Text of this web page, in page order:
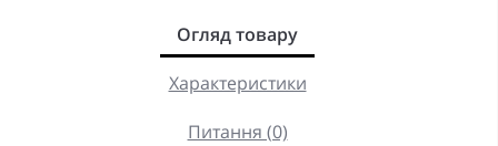
Огляд товару
Характеристики
Питання (0)